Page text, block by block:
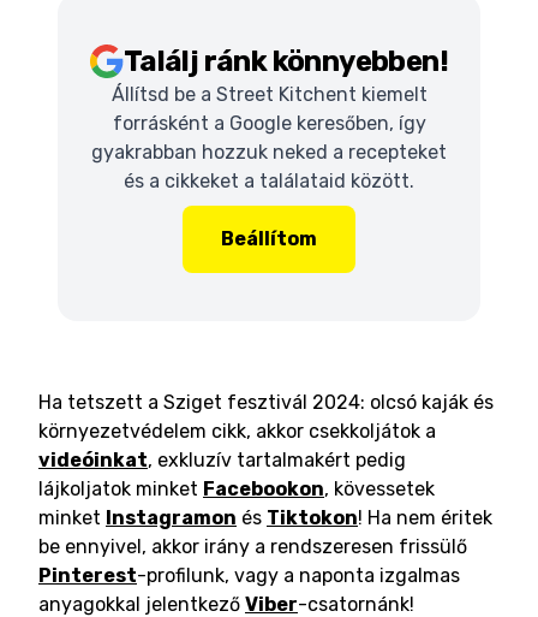
Találj ránk könnyebben!
Állítsd be a Street Kitchent kiemelt
forrásként a Google keresőben, így
gyakrabban hozzuk neked a recepteket
és a cikkeket a találataid között.
Beállítom
Ha tetszett a Sziget fesztivál 2024: olcsó kaják és
környezetvédelem cikk, akkor csekkoljátok a
videóinkat, exkluzív tartalmakért pedig
lájkoljatok minket Facebookon, kövessetek
minket Instagramon és Tiktokon! Ha nem éritek
be ennyivel, akkor irány a rendszeresen frissülő
Pinterest-profilunk, vagy a naponta izgalmas
anyagokkal jelentkező Viber-csatornánk!